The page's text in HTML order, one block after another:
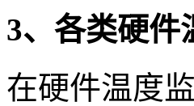
3、各类硬件
在硬件温度